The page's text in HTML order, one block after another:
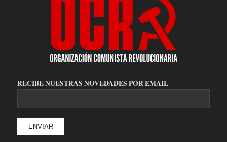
RECIBE NUESTRAS NOVEDADES POR EMAIL